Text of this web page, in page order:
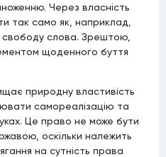
Через власність
так само як, наприклад,
свободу слова. Зрештою,
щоденного буття
природну властивість
самореалізацію та
Це право не може бути
оскільки належить
на сутність права